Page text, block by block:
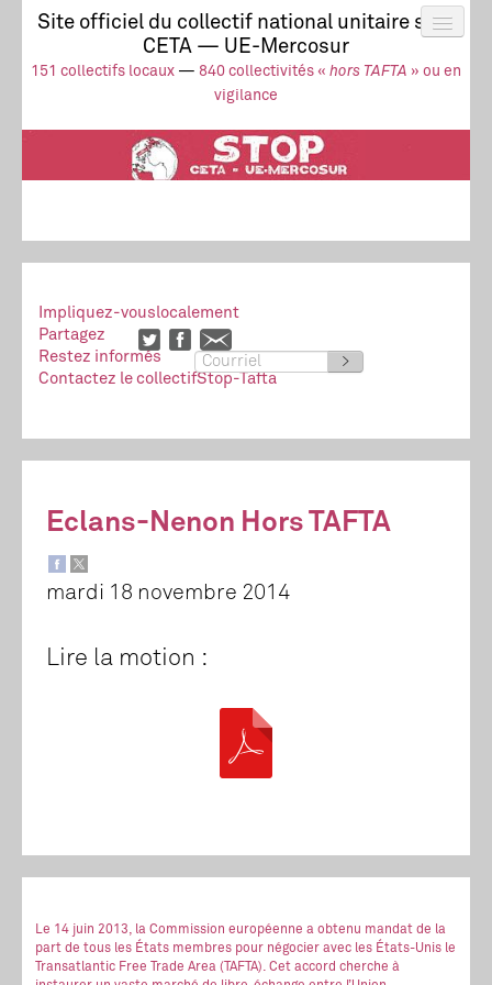
Site officiel du collectif national unitaire stop
CETA — UE-Mercosur
151 collectifs locaux — 840 collectivités « hors TAFTA » ou en
vigilance
Actus
UE-Mercosur
Stop à l’impunité !
TAFTA
CETA
Collectif
Impliquez-vouslocalement
Partagez
Restez informés
>
Contactez le collectifStop-Tafta
Eclans-Nenon Hors TAFTA
mardi 18 novembre 2014
Lire la motion :
Le 14 juin 2013, la Commission européenne a obtenu mandat de la
part de tous les États membres pour négocier avec les États-Unis le
Transatlantic Free Trade Area (TAFTA). Cet accord cherche à